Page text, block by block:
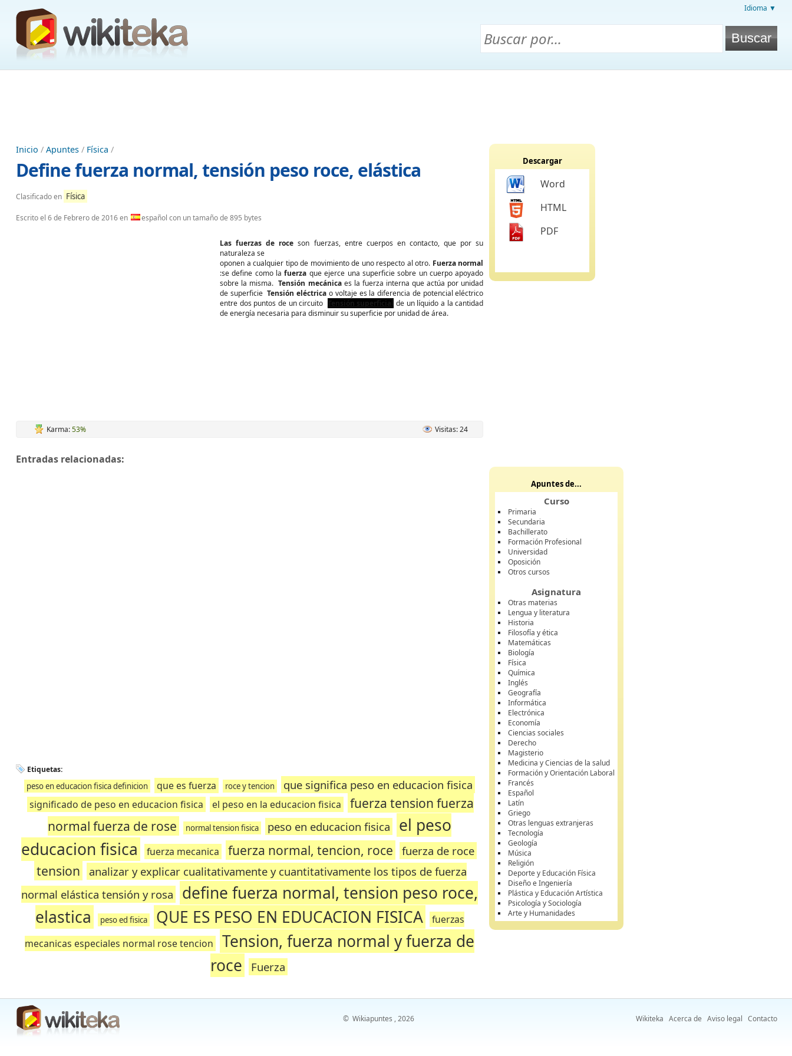
Idioma ▼
Inicio / Apuntes / Física /
Define fuerza normal, tensión peso roce, elástica
Clasificado en Física
Escrito el 6 de Febrero de 2016en español con un tamaño de 895 bytes
Las fuerzas de roce son fuerzas, entre cuerpos en contacto, que por su
naturaleza se
oponen a cualquier tipo de movimiento de uno respecto al otro. Fuerza normal
:se define como lafuerza que ejerce una superficie sobre un cuerpo apoyado
sobre la misma.Tensión mecánicaes la fuerza interna que actúa por unidad
de superficieTensión eléctrica o voltaje es la diferencia de potencial eléctrico
entre dos puntos de un circuito
de un líquido a la cantidad
de energía necesaria para disminuir su superficie por unidad de área.
Karma:53% Visitas: 24
Entradas relacionadas:
Etiquetas:
peso en educacion fisica definicion que es fuerza roce y tencion que significa peso en educacion fisica
significado de peso en educacion fisica el peso en la educacion fisica
fuerza tension fuerza
normal fuerza de rose
normal tension fisica peso en educacion fisica
el peso
educacion fisica
fuerza mecanica fuerza normal, tencion, roce fuerza de roce
tension
analizar y explicar cualitativamente y cuantitativamente los tipos de fuerza
normal elástica tensión y rosa
define fuerza normal, tension peso roce,
elastica
peso ed fisica QUE ES PESO EN EDUCACION FISICA
fuerzas
mecanicas especiales normal rose tencion
Tension, fuerza normal y fuerza de
roce
Fuerza
Descargar
Word
HTML
PDF
Apuntes de...
Curso
Primaria
Secundaria
Bachillerato
Formación Profesional
Universidad
Oposición
Otros cursos
Asignatura
Otras materias
Lengua y literatura
Historia
Filosofía y ética
Matemáticas
Biología
Física
Química
Inglés
Geografía
Informática
Electrónica
Economía
Ciencias sociales
Derecho
Magisterio
Medicina y Ciencias de la salud
Formación y Orientación Laboral
Francés
Español
Latín
Griego
Otras lenguas extranjeras
Tecnología
Geología
Música
Religión
Deporte y Educación Física
Diseño e Ingeniería
Plástica y Educación Artística
Psicología y Sociología
Arte y Humanidades
Wikiteka Acerca de Aviso legal Contacto
© Wikiapuntes , 2026